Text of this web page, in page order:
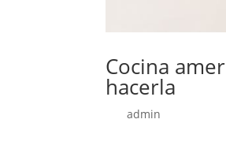
Cocina
hacerla
poradmin